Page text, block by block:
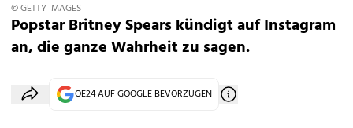
© GETTY IMAGES
Popstar Britney Spears kündigt auf Instagram
an, die ganze Wahrheit zu sagen.
OE24 AUF GOOGLE BEVORZUGEN